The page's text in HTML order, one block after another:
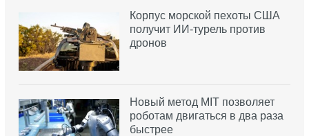
Корпус морской пехоты США
получит ИИ-турель против
дронов
Новый метод MIT позволяет
роботам двигаться в два раза
быстрее